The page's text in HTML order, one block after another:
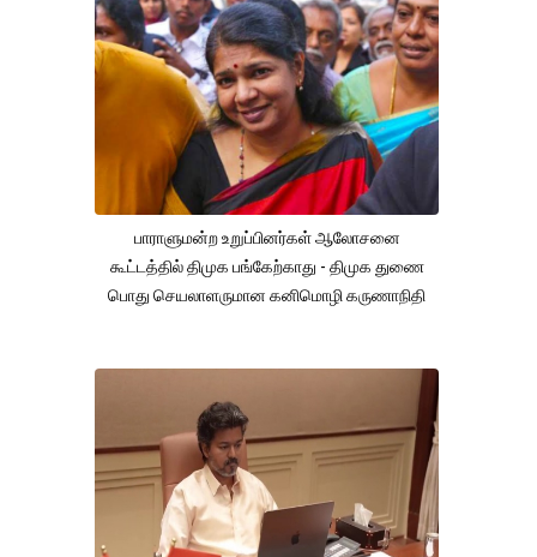
பாராளுமன்ற உறுப்பினர்கள் ஆலோசனை
கூட்டத்தில் திமுக பங்கேற்காது - திமுக துணை
பொது செயலாளருமான கனிமொழி கருணாநிதி